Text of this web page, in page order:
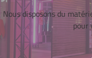
Nous disposons du
pour